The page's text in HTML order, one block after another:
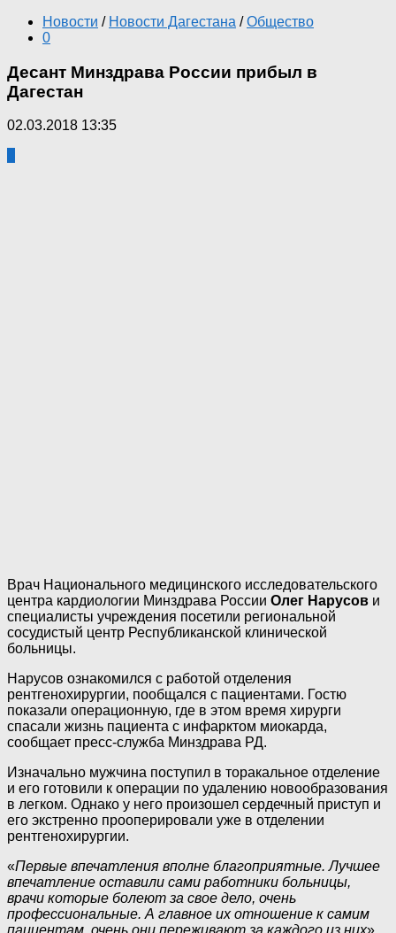
Новости / Новости Дагестана / Общество
0
Десант Минздрава России прибыл в
Дагестан
02.03.2018 13:35
Врач Национального медицинского исследовательского
центра кардиологии Минздрава России Олег Нарусов и
специалисты учреждения посетили региональной
сосудистый центр Республиканской клинической
больницы.
Нарусов ознакомился с работой отделения
рентгенохирургии, пообщался с пациентами. Гостю
показали операционную, где в этом время хирурги
спасали жизнь пациента с инфарктом миокарда,
сообщает пресс-служба Минздрава РД.
Изначально мужчина поступил в торакальное отделение
и его готовили к операции по удалению новообразования
в легком. Однако у него произошел сердечный приступ и
его экстренно прооперировали уже в отделении
рентгенохирургии.
«Первые впечатления вполне благоприятные. Лучшее
впечатление оставили сами работники больницы,
врачи которые болеют за свое дело, очень
профессиональные. А главное их отношение к самим